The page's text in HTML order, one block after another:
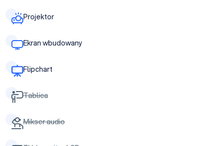
Projektor
Ekran wbudowany
Flipchart
Tablica
Mikser audio